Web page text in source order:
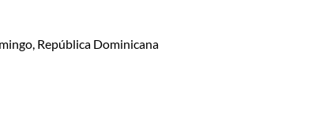
República Dominicana